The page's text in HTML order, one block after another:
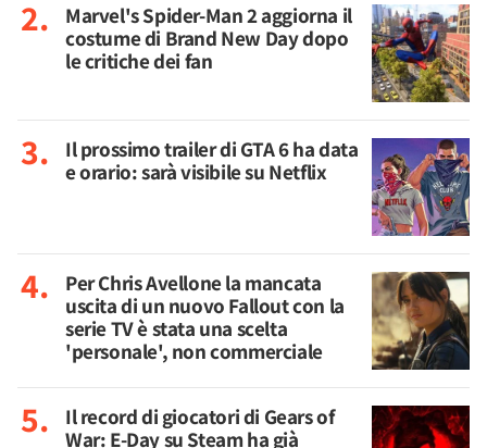
Marvel's Spider-Man 2 aggiorna il
costume di Brand New Day dopo
le critiche dei fan
Il prossimo trailer di GTA 6 ha data
e orario: sarà visibile su Netflix
Per Chris Avellone la mancata
uscita di un nuovo Fallout con la
serie TV è stata una scelta
'personale', non commerciale
Il record di giocatori di Gears of
War: E-Day su Steam ha già